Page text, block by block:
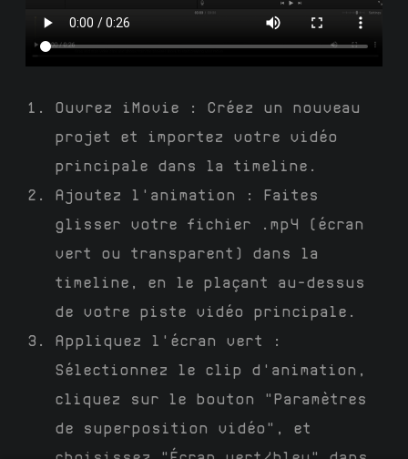
Ouvrez iMovie : Créez un nouveau
projet et importez votre vidéo
principale dans la timeline.
Ajoutez l'animation : Faites
glisser votre fichier .mp4 (écran
vert ou transparent) dans la
timeline, en le plaçant au-dessus
de votre piste vidéo principale.
Appliquez l'écran vert :
Sélectionnez le clip d'animation,
cliquez sur le bouton "Paramètres
de superposition vidéo", et